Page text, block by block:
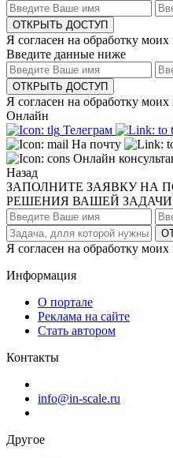
ОТКРЫТЬ ДОСТУП
Я согласен на обработку
Введите данные ниже
ОТКРЫТЬ ДОСТУП
Я согласен на обработку
Онлайн
Телеграм
На почту
Онлайн
Назад
ЗАПОЛНИТЕ ЗАЯВКУ НА
РЕШЕНИЯ ВАШЕЙ ЗАДАЧИ
Я согласен на обработку
Информация
О портале
Реклама на сайте
Стать автором
Контакты
info@in-scale.ru
Другое